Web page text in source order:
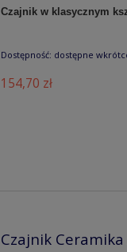
Czajnik w klasycznym
Dostępność: dostępne
154,70 zł
Czajnik